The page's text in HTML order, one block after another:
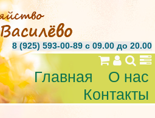
8 (925) 593-00-89 c 09.00 до 20.00
Главная
О нас
Контакты